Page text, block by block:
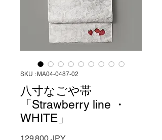
SKU : MA04-0487-02
八寸なごや帯
「Strawberry line ・
WHITE」
129 800 JPYPrix